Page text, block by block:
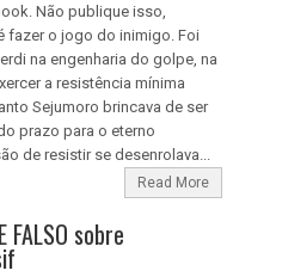
Não publique isso,
fazer o jogo do inimigo. Foi
na engenharia do golpe, na
a resistência mínima
Sejumoro brincava de ser
prazo para o eterno
de resistir se desenrolava...
Read More
FALSO sobre